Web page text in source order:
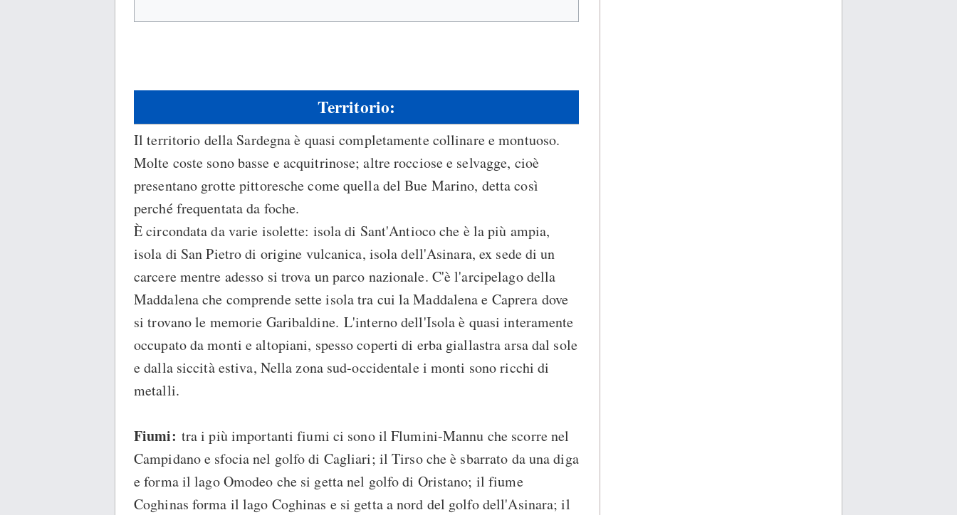
Territorio:
Il territorio della Sardegna è quasi completamente collinare e montuoso.
Molte coste sono basse e acquitrinose; altre rocciose e selvagge, cioè
presentano grotte pittoresche come quella del Bue Marino, detta così
perché frequentata da foche.
È circondata da varie isolette: isola di Sant'Antioco che è la più ampia,
isola di San Pietro di origine vulcanica, isola dell'Asinara, ex sede di un
carcere mentre adesso si trova un parco nazionale. C'è l'arcipelago della
Maddalena che comprende sette isola tra cui la Maddalena e Caprera dove
si trovano le memorie Garibaldine. L'interno dell'Isola è quasi interamente
occupato da monti e altopiani, spesso coperti di erba giallastra arsa dal sole
e dalla siccità estiva, Nella zona sud-occidentale i monti sono ricchi di
metalli.
Fiumi: tra i più importanti fiumi ci sono il Flumini-Mannu che scorre nel
Campidano e sfocia nel golfo di Cagliari; il Tirso che è sbarrato da una diga
e forma il lago Omodeo che si getta nel golfo di Oristano; il fiume
Coghinas forma il lago Coghinas e si getta a nord del golfo dell'Asinara; il